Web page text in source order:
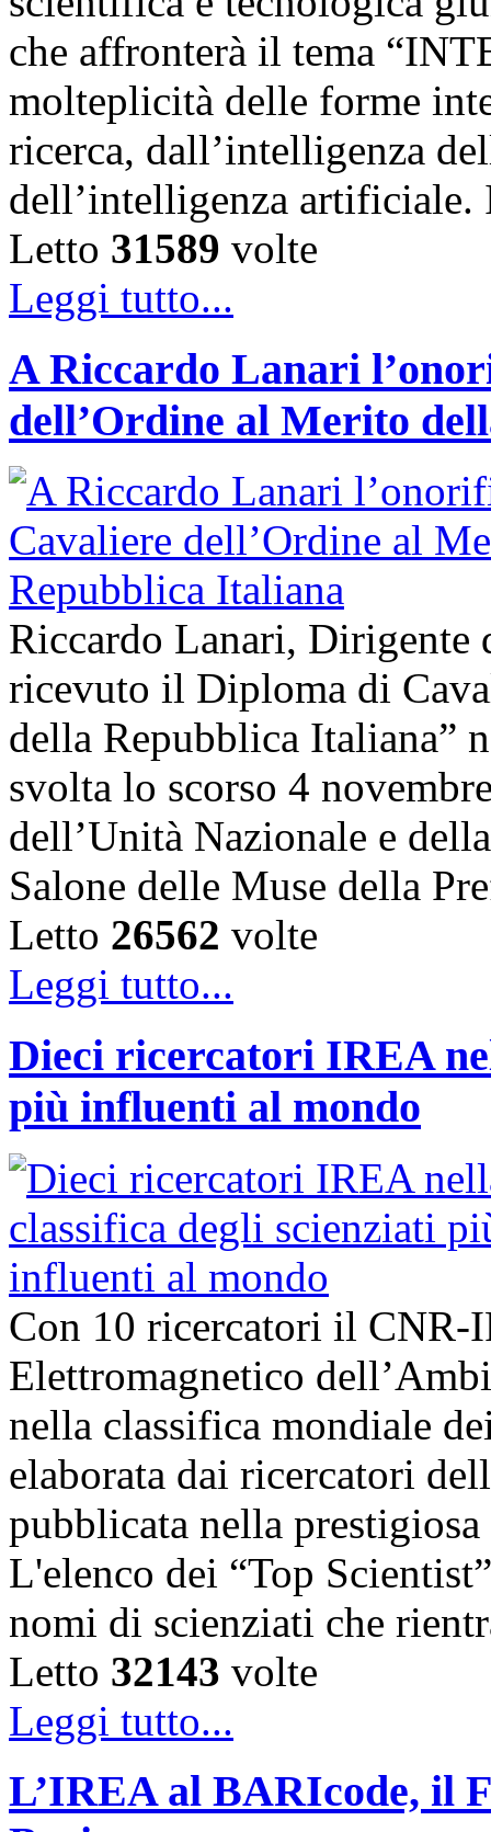
che affronterà il tema
molteplicità delle forme
ricerca, dall’intelligenza
dell’intelligenza
Letto 31589 volte
Leggi tutto...
A Riccardo Lanari
dell’Ordine al Merito
Riccardo Lanari, Dirigente
ricevuto il Diploma di
della Repubblica Italiana”
svolta lo scorso 4
dell’Unità Nazionale e
Salone delle Muse della
Letto 26562 volte
Leggi tutto...
Dieci ricercatori IREA
più influenti al mondo
Con 10 ricercatori il
Elettromagnetico
nella classifica mondiale
elaborata dai ricercatori
pubblicata nella
L'elenco dei “Top
nomi di scienziati che
Letto 32143 volte
Leggi tutto...
L’IREA al BARIcode, il